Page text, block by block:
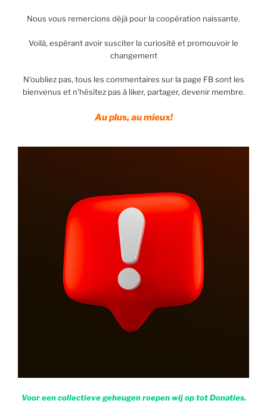
Nous vous remercions déjà pour la coopération naissante.
Voilà, espérant avoir susciter la curiosité et promouvoir le
changement
N'oubliez pas, tous les commentaires sur la page FB sont les
bienvenus et n'hésitez pas à liker, partager, devenir membre.
Au plus, au mieux!
Voor een collectieve geheugen roepen wij op tot Donaties.